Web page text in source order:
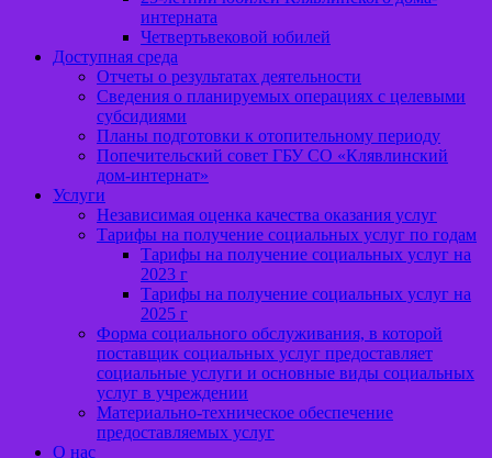
интерната
Четвертьвековой юбилей
Доступная среда
Отчеты о результатах деятельности
Сведения о планируемых операциях с целевыми
субсидиями
Планы подготовки к отопительному периоду
Попечительский совет ГБУ СО «Клявлинский
дом-интернат»
Услуги
Независимая оценка качества оказания услуг
Тарифы на получение социальных услуг по годам
Тарифы на получение социальных услуг на
2023 г
Тарифы на получение социальных услуг на
2025 г
Форма социального обслуживания, в которой
поставщик социальных услуг предоставляет
социальные услуги и основные виды социальных
услуг в учреждении
Материально-техническое обеспечение
предоставляемых услуг
О нас